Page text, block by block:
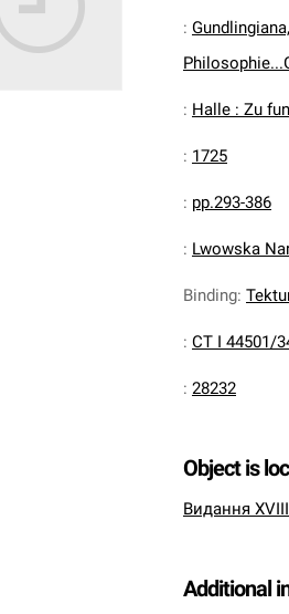
:
: Halle : Zu
: 1725
: pp.293-386
: Lwowska
Binding:
: CT I 44501/
: 28232
Object is
Видання
Additional